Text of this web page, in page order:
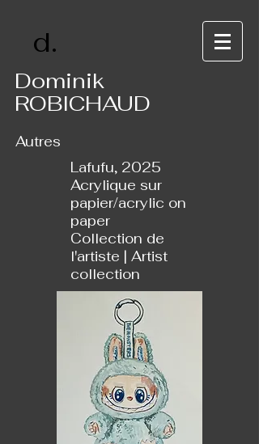
d.
Dominik
ROBICHAUD
Autres
Lafufu, 2025
Acrylique sur
papier/acrylic on
paper
Collection de
l'artiste | Artist
collection